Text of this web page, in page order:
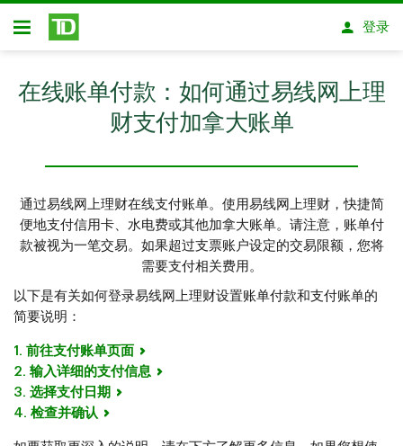
跳转到主要内容
开放式房屋贷款
登录
在线账单付款：如何通过易线网上理
财支付加拿大账单
通过易线网上理财在线支付账单。使用易线网上理财，快捷简
便地支付信用卡、水电费或其他加拿大账单。请注意，账单付
款被视为一笔交易。如果超过支票账户设定的交易限额，您将
需要支付相关费用。
以下是有关如何登录易线网上理财设置账单付款和支付账单的
简要说明：
1. 前往支付账单页面
2. 输入详细的支付信息
3. 选择支付日期
4. 检查并确认